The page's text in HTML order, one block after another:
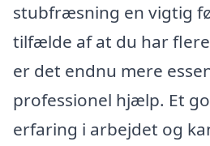
stubfræsning en vigtig
tilfælde af at du har
er det endnu mere
professionel hjælp. Et
erfaring i arbejdet og